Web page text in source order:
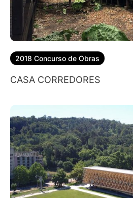
2018 Concurso de Obras
CASA CORREDORES